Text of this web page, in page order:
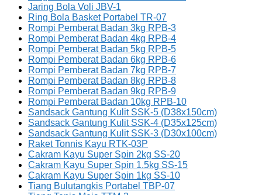
Jaring Bola Voli JBV-1
Ring Bola Basket Portabel TR-07
Rompi Pemberat Badan 3kg RPB-3
Rompi Pemberat Badan 4kg RPB-4
Rompi Pemberat Badan 5kg RPB-5
Rompi Pemberat Badan 6kg RPB-6
Rompi Pemberat Badan 7kg RPB-7
Rompi Pemberat Badan 8kg RPB-8
Rompi Pemberat Badan 9kg RPB-9
Rompi Pemberat Badan 10kg RPB-10
Sandsack Gantung Kulit SSK-5 (D38x150cm)
Sandsack Gantung Kulit SSK-4 (D35x125cm)
Sandsack Gantung Kulit SSK-3 (D30x100cm)
Raket Tonnis Kayu RTK-03P
Cakram Kayu Super Spin 2kg SS-20
Cakram Kayu Super Spin 1.5kg SS-15
Cakram Kayu Super Spin 1kg SS-10
Tiang Bulutangkis Portabel TBP-07